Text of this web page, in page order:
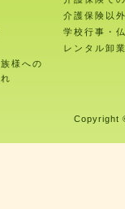
様への
介護保険以
学校行事・
レンタル卸
Copyright